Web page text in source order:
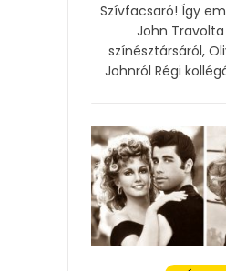
Szívfacsaró! Így
John
színésztársáról,
Johnról Régi